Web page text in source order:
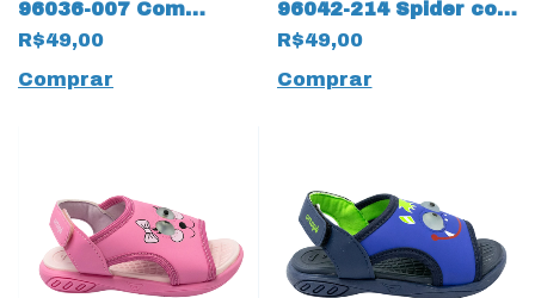
96036-007 Com
elásticos 14107 Azul
Bebê
R$49,00
Comprar
96042-214 Spider com
elásticos 14106
Marinho/Vermelho
R$49,00
Comprar